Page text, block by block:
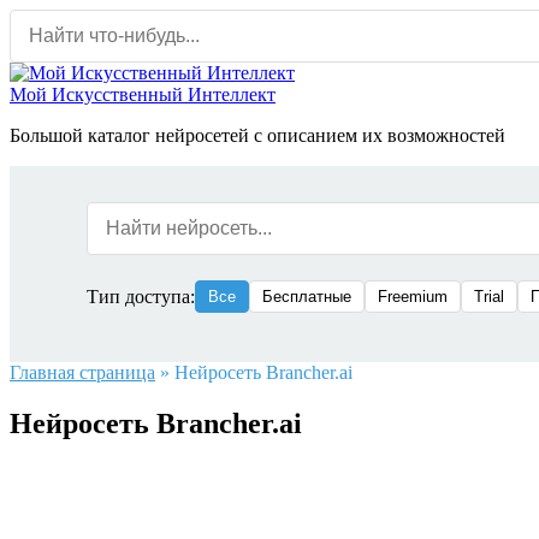
Перейти
содержанию
Мой Искусственный Интеллект
Большой каталог нейросетей с описанием их возможностей
Тип доступа: Все Бесплатные Freemium Trial
Главная страница » Нейросеть Brancher.ai
Нейросеть Brancher.ai